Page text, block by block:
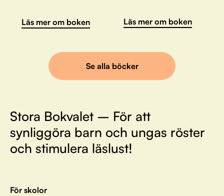
Läs mer om boken Läs mer om boken
Se alla böcker
Stora Bokvalet – För att
synliggöra barn och ungas röster
och stimulera läslust!
För skolor